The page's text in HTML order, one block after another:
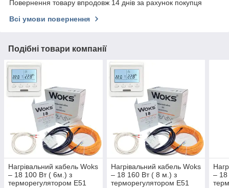
Повернення товару впродовж 14 днів за рахунок покупця
Всі умови повернення
Подібні товари компанії
Нагрівальний кабель Woks
– 18 100 Вт ( 6м.) з
терморегулятором Е51
Нагрівальний кабель Woks
– 18 160 Вт ( 8 м.) з
терморегулятором Е51
–